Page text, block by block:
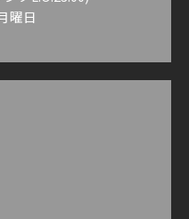
曜日